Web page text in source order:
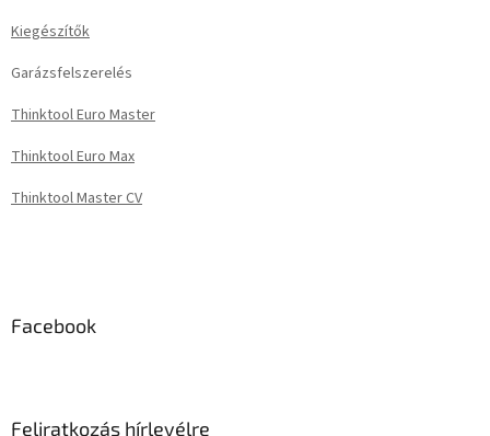
Kiegészítők
Garázsfelszerelés
Thinktool Euro Master
Thinktool Euro Max
Thinktool Master CV
Facebook
Feliratkozás hírlevélre